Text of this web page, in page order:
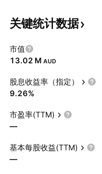
关键统计数据
市值
‪13.02 M‬ AUD
股息收益率（指定）
9.26%
市盈率(TTM)
—
基本每股收益(TTM)
—